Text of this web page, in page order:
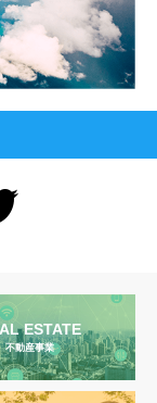
ESTATE
不動産事業